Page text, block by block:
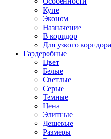
Купе
Эконом
Назначение
В коридор
Для узкого коридора
Гардеробные
Цвет
Белые
Светлые
Серые
Темные
Цена
Элитные
Дешевые
Размеры